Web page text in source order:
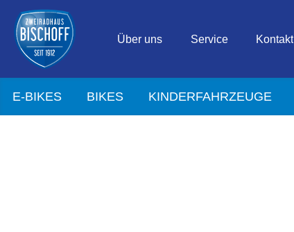
Über uns Service Kontakt
E-BIKES BIKES KINDERFAHRZEUGE